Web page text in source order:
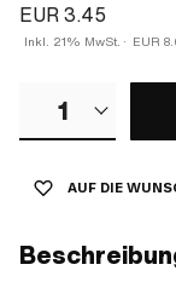
EUR 3.45
Inkl. 21% MwSt. · EUR
1
AUF DIE